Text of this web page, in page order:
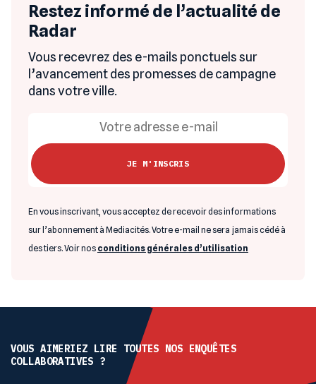
Restez informé de l’actualité de
Radar
Vous recevrez des e-mails ponctuels sur
l’avancement des promesses de campagne
dans votre ville.
En vous inscrivant, vous acceptez de recevoir des informations
sur l’abonnement à Mediacités. Votre e-mail ne sera jamais cédé à
des tiers. Voir nos conditions générales d’utilisation
VOUS AIMERIEZ LIRE TOUTES NOS ENQUÊTES
COLLABORATIVES ?